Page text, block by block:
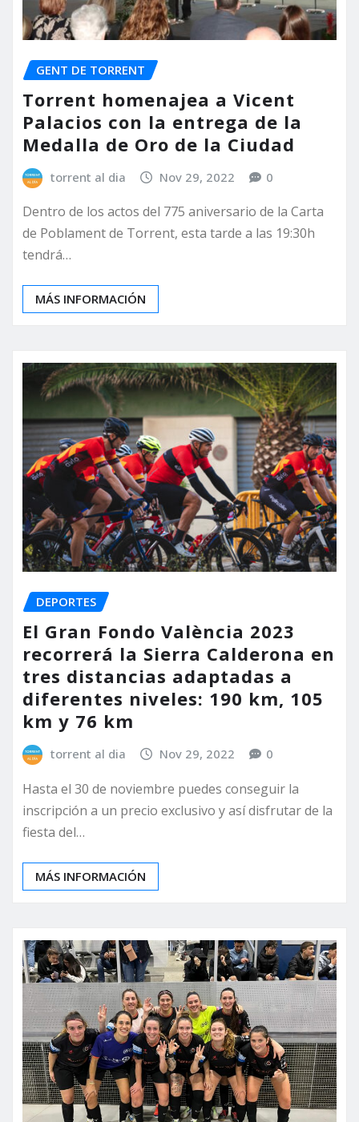
GENT DE TORRENT
Torrent homenajea a Vicent
Palacios con la entrega de la
Medalla de Oro de la Ciudad
torrent al dia Nov 29, 2022 0
Dentro de los actos del 775 aniversario de la Carta
de Poblament de Torrent, esta tarde a las 19:30h
tendrá…
MÁS INFORMACIÓN
DEPORTES
El Gran Fondo València 2023
recorrerá la Sierra Calderona en
tres distancias adaptadas a
diferentes niveles: 190 km, 105
km y 76 km
torrent al dia Nov 29, 2022 0
Hasta el 30 de noviembre puedes conseguir la
inscripción a un precio exclusivo y así disfrutar de la
fiesta del…
MÁS INFORMACIÓN